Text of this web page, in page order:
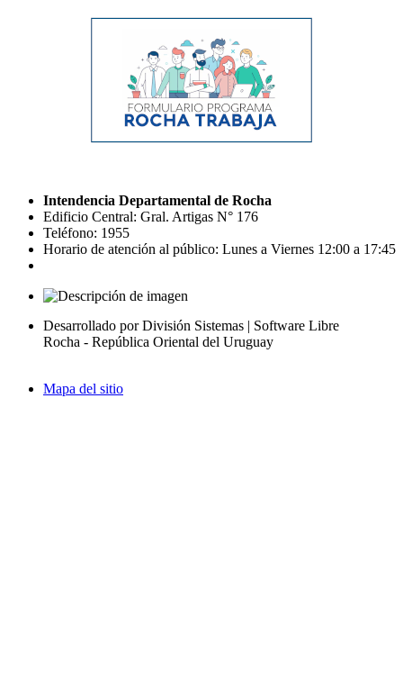
Intendencia Departamental de Rocha
Edificio Central: Gral. Artigas N° 176
Teléfono: 1955
Horario de atención al público: Lunes a Viernes 12:00 a 17:45
Desarrollado por División Sistemas | Software Libre
Rocha - República Oriental del Uruguay
Mapa del sitio